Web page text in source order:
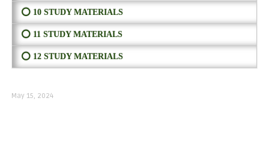
⭕ 10 STUDY MATERIALS
⭕ 11 STUDY MATERIALS
⭕ 12 STUDY MATERIALS
May 15, 2024